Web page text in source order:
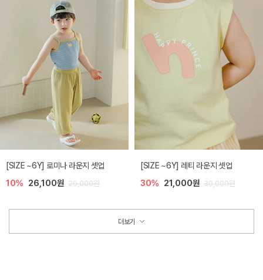
[SIZE ~6Y] 로미나 라운지 셋업
10% 26,100원 29,000원
[SIZE ~6Y] 레티 라운지 셋업
30% 21,000원 30,000원
더보기